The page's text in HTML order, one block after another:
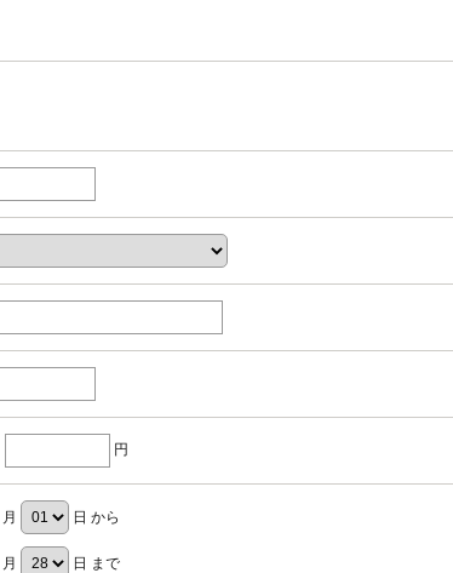
円
月 日 から
月 日 まで